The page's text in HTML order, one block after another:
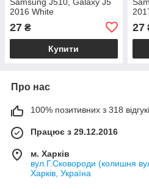
2016 White
27 ₴
Купити
27
Про нас
100% позитивних з 318
Працює з 29.12.2016
м. Харків
вул.Г.Сковороди (колишня
Харків, Україна